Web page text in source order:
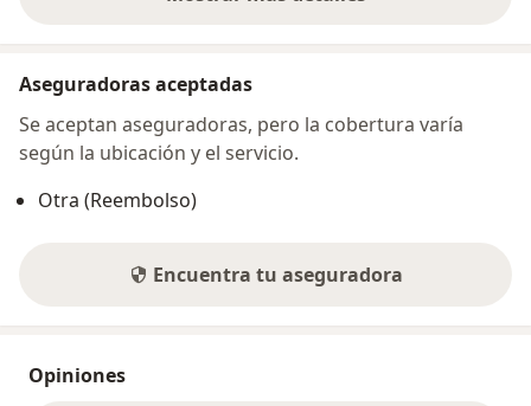
sobre la dirección
Aseguradoras aceptadas
Se aceptan aseguradoras, pero la cobertura varía
según la ubicación y el servicio.
Otra (Reembolso)
Encuentra tu aseguradora
Opiniones